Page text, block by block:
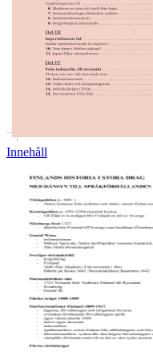
Innehåll